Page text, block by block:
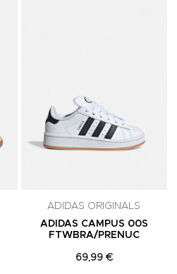
ADIDAS ORIGINALS
ADIDAS CAMPUS 00S
FTWBRA/PRENUC
69,99 €